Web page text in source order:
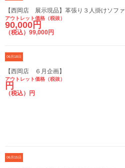
【西岡店 展示現品】革張り３人掛けソファ
アウトレット価格（税抜）
90,000円
（税込）99,000円
06月18日
【西岡店 ６月企画】
アウトレット価格（税抜）
円
（税込）円
06月15日